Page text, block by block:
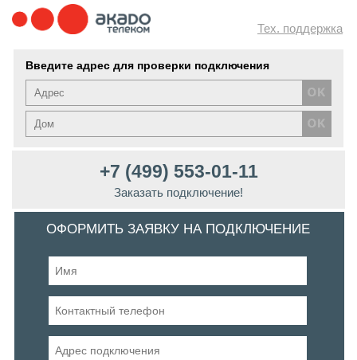
Тех. поддержка
Введите адрес для проверки подключения
+7 (499) 553-01-11
Заказать подключение!
ОФОРМИТЬ ЗАЯВКУ НА ПОДКЛЮЧЕНИЕ